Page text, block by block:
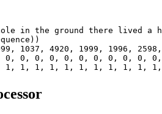
in the ground there lived a
, 1037 , 4920 , 1999 , 1996 , 2598
0 , 0 , 0 , 0 , 0 , 0 , 0 , 0 , 0 , 0 , 0
1 , 1 , 1 , 1 , 1 , 1 , 1 , 1 , 1 , 1 , 1